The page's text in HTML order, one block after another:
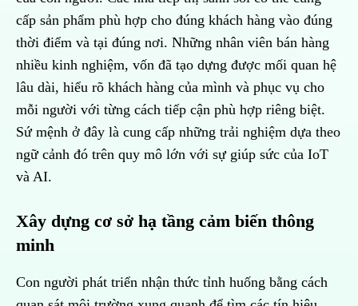
cấp sản phẩm phù hợp cho đúng khách hàng vào đúng
thời điểm và tại đúng nơi. Những nhân viên bán hàng
nhiều kinh nghiệm, vốn đã tạo dựng được mối quan hệ
lâu dài, hiểu rõ khách hàng của mình và phục vụ cho
mỗi người với từng cách tiếp cận phù hợp riêng biệt.
Sứ mệnh ở đây là cung cấp những trải nghiệm dựa theo
ngữ cảnh đó trên quy mô lớn với sự giúp sức của IoT
và AI.
Xây dựng cơ sở hạ tầng cảm biến thông
minh
Con người phát triển nhận thức tỉnh huống bằng cách